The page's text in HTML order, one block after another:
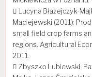
 Lucyna Błażejczyk-
Maciejewski (2011):
small field crop farms
regions. Agricultural
2011:
 Zbyszko Lubiewski,